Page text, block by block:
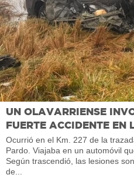
UN OLAVARRIENSE
FUERTE ACCIDENTE EN
Ocurrió en el Km. 227 de la
Pardo. Viajaba en un automóvil
Según trascendió, las lesiones
de...